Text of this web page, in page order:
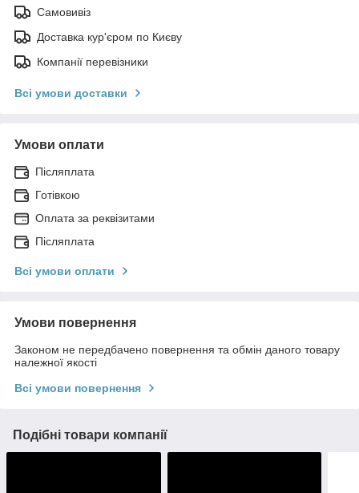
Самовивіз
Доставка кур'єром по Києву
Компанії перевізники
Всі умови доставки
Умови оплати
Післяплата
Готівкою
Оплата за реквізитами
Післяплата
Всі умови оплати
Умови повернення
Законом не передбачено повернення та обмін даного товару
належної якості
Всі умови повернення
Подібні товари компанії